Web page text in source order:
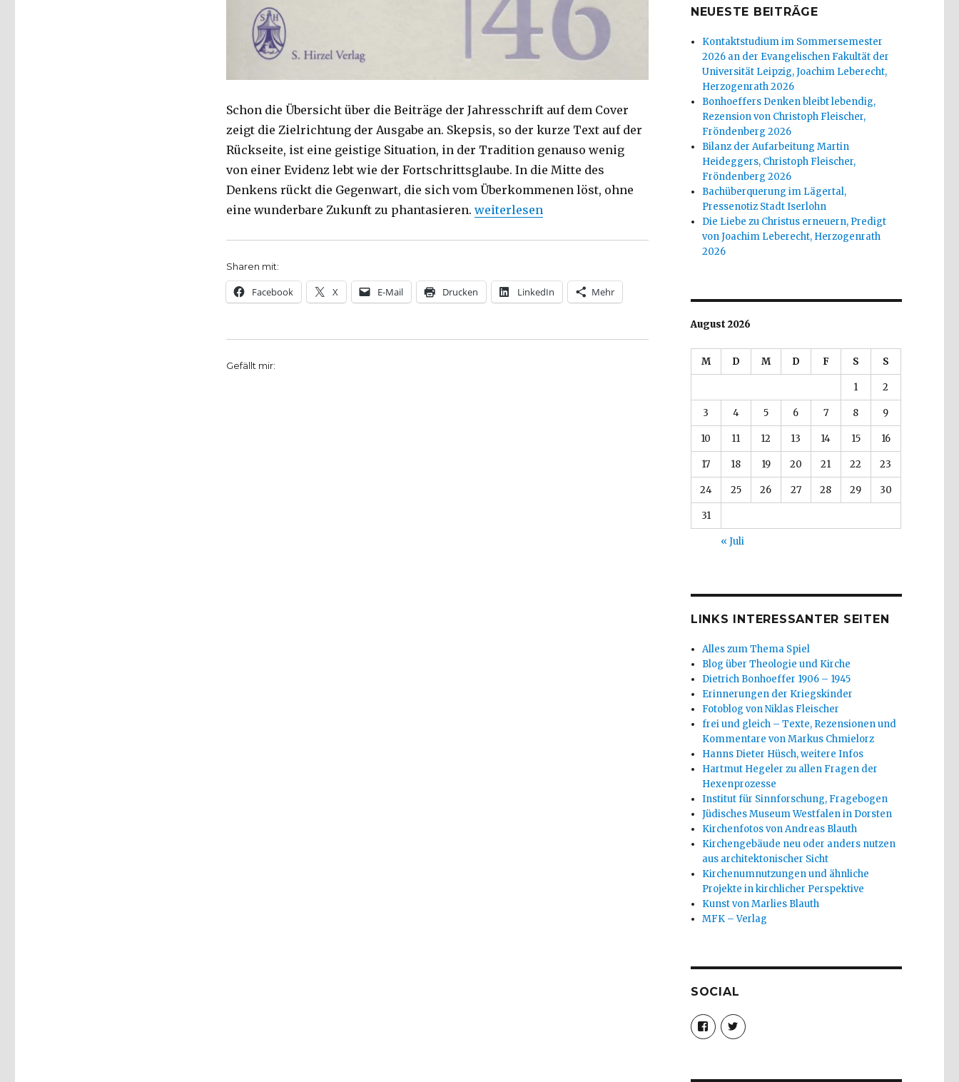
Schon die Übersicht über die Beiträge der Jahresschrift auf dem Cover
zeigt die Zielrichtung der Ausgabe an. Skepsis, so der kurze Text auf der
Rückseite, ist eine geistige Situation, in der Tradition genauso wenig
von einer Evidenz lebt wie der Fortschrittsglaube. In die Mitte des
Denkens rückt die Gegenwart, die sich vom Überkommenen löst, ohne
eine wunderbare Zukunft zu phantasieren. „Zeitkritischer Seismograph, Rezension, Christoph Fleischer, Welver 2017“
weiterlesen
Sharen mit:
Facebook X E-Mail Drucken LinkedIn Mehr
Gefällt mir:
NEUESTE BEITRÄGE
Kontaktstudium im Sommersemester
2026 an der Evangelischen Fakultät der
Universität Leipzig, Joachim Leberecht,
Herzogenrath 2026
Bonhoeffers Denken bleibt lebendig,
Rezension von Christoph Fleischer,
Fröndenberg 2026
Bilanz der Aufarbeitung Martin
Heideggers, Christoph Fleischer,
Fröndenberg 2026
Bachüberquerung im Lägertal,
Pressenotiz Stadt Iserlohn
Die Liebe zu Christus erneuern, Predigt
von Joachim Leberecht, Herzogenrath
2026
August 2026
M D M D F S S
1 2
3 4 5 6 7 8 9
10 11 12 13 14 15 16
17 18 19 20 21 22 23
24 25 26 27 28 29 30
31
« Juli
LINKS INTERESSANTER SEITEN
Alles zum Thema Spiel
Blog über Theologie und Kirche
Dietrich Bonhoeffer 1906 – 1945
Erinnerungen der Kriegskinder
Fotoblog von Niklas Fleischer
frei und gleich – Texte, Rezensionen und
Kommentare von Markus Chmielorz
Hanns Dieter Hüsch, weitere Infos
Hartmut Hegeler zu allen Fragen der
Hexenprozesse
Institut für Sinnforschung, Fragebogen
Jüdisches Museum Westfalen in Dorsten
Kirchenfotos von Andreas Blauth
Kirchengebäude neu oder anders nutzen
aus architektonischer Sicht
Kirchenumnutzungen und ähnliche
Projekte in kirchlicher Perspektive
Kunst von Marlies Blauth
MFK – Verlag
SOCIAL
Profil
von
christoph.fleischer1
anzeigen
Profil
von
anzeigen